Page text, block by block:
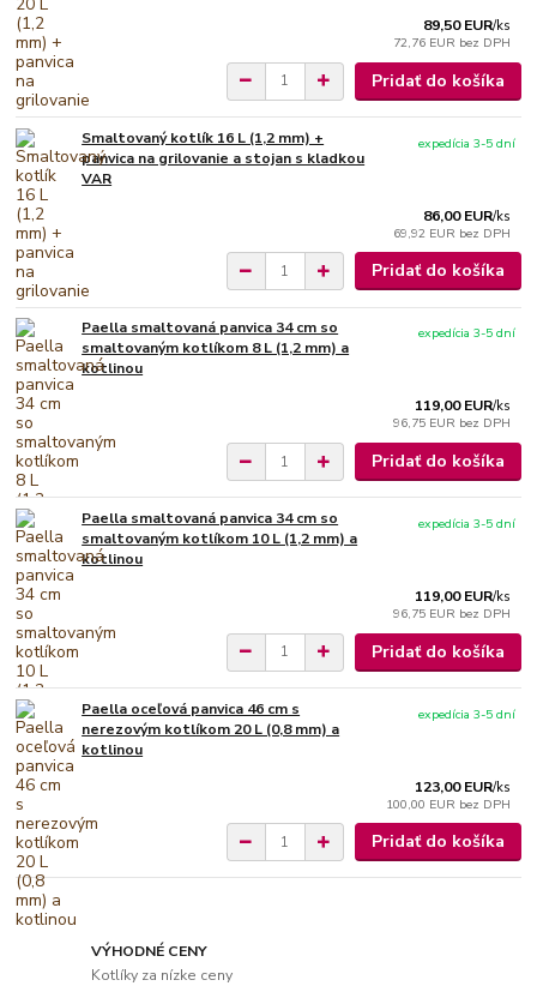
89,50 EUR/ks
72,76 EUR bez DPH
Pridať do košíka
Smaltovaný kotlík 16 L (1,2 mm) +
panvica na grilovanie a stojan s kladkou
VAR
86,00 EUR/ks
69,92 EUR bez DPH
expedícia 3-5 dní
Pridať do košíka
Paella smaltovaná panvica 34 cm so
smaltovaným kotlíkom 8 L (1,2 mm) a
kotlinou
119,00 EUR/ks
96,75 EUR bez DPH
expedícia 3-5 dní
Pridať do košíka
Paella smaltovaná panvica 34 cm so
smaltovaným kotlíkom 10 L (1,2 mm) a
kotlinou
119,00 EUR/ks
96,75 EUR bez DPH
expedícia 3-5 dní
Pridať do košíka
Paella oceľová panvica 46 cm s
nerezovým kotlíkom 20 L (0,8 mm) a
kotlinou
123,00 EUR/ks
100,00 EUR bez DPH
expedícia 3-5 dní
Pridať do košíka
VÝHODNÉ CENY
Kotlíky za nízke ceny